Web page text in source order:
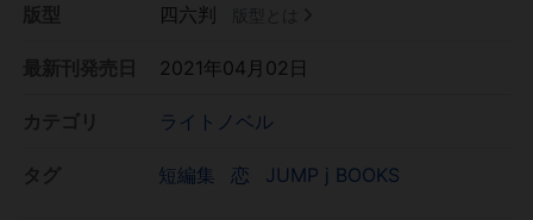
四六判
2021年04月02日
ライトノベル
短編集 恋 JUMP j BOOKS